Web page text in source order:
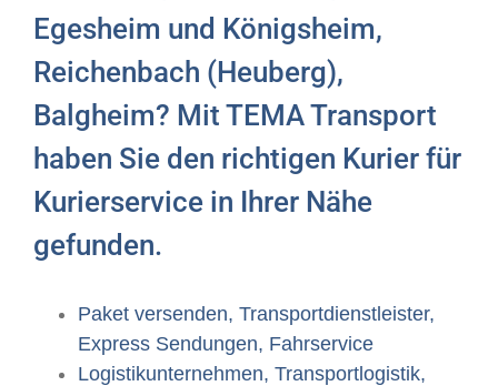
Egesheim und Königsheim,
Reichenbach (Heuberg),
Balgheim? Mit TEMA Transport
haben Sie den richtigen Kurier für
Kurierservice in Ihrer Nähe
gefunden.
Paket versenden, Transportdienstleister,
Express Sendungen, Fahrservice
Logistikunternehmen, Transportlogistik,